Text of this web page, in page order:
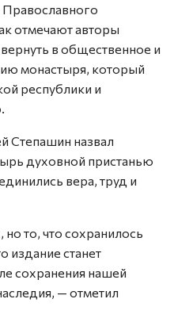
отмечают авторы
в общественное и
монастыря, который
республики и
Степашин назвал
духовной пристанью
вера, труд и
то, что сохранилось
издание станет
сохранения нашей
— отметил